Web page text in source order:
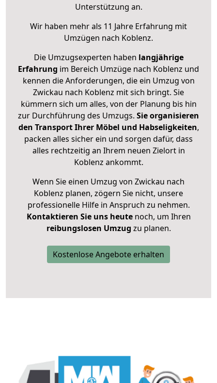
Unterstützung an.
Wir haben mehr als 11 Jahre Erfahrung mit
Umzügen nach Koblenz.
Die Umzugsexperten haben langjährige
Erfahrung im Bereich Umzüge nach Koblenz und
kennen die Anforderungen, die ein Umzug von
Zwickau nach Koblenz mit sich bringt. Sie
kümmern sich um alles, von der Planung bis hin
zur Durchführung des Umzugs. Sie organisieren
den Transport Ihrer Möbel und Habseligkeiten,
packen alles sicher ein und sorgen dafür, dass
alles rechtzeitig an Ihrem neuen Zielort in
Koblenz ankommt.
Wenn Sie einen Umzug von Zwickau nach
Koblenz planen, zögern Sie nicht, unsere
professionelle Hilfe in Anspruch zu nehmen.
Kontaktieren Sie uns heutenoch, um Ihren
reibungslosen Umzug zu planen.
Kostenlose Angebote erhalten